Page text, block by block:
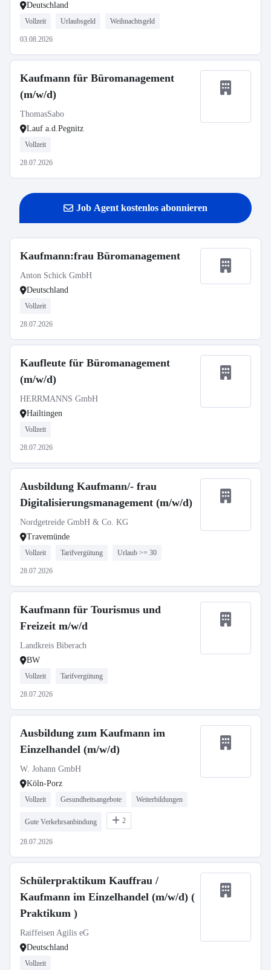
Deutschland
Vollzeit Urlaubsgeld Weihnachtsgeld
03.08.2026
Kaufmann für Büromanagement
(m/w/d)
ThomasSabo
Lauf a.d.Pegnitz
Vollzeit
28.07.2026
Job Agent kostenlos abonnieren
Kaufmann:frau Büromanagement
Anton Schick GmbH
Deutschland
Vollzeit
28.07.2026
Kaufleute für Büromanagement
(m/w/d)
HERRMANNS GmbH
Hailtingen
Vollzeit
28.07.2026
Ausbildung Kaufmann/- frau
Digitalisierungsmanagement (m/w/d)
Nordgetreide GmbH & Co. KG
Travemünde
Vollzeit Tarifvergütung Urlaub >= 30
28.07.2026
Kaufmann für Tourismus und
Freizeit m/w/d
Landkreis Biberach
BW
Vollzeit Tarifvergütung
28.07.2026
Ausbildung zum Kaufmann im
Einzelhandel (m/w/d)
W. Johann GmbH
Köln-Porz
Vollzeit Gesundheitsangebote Weiterbildungen
Gute Verkehrsanbindung 2
28.07.2026
Schülerpraktikum Kauffrau /
Kaufmann im Einzelhandel (m/w/d) (
Praktikum )
Raiffeisen Agilis eG
Deutschland
Vollzeit